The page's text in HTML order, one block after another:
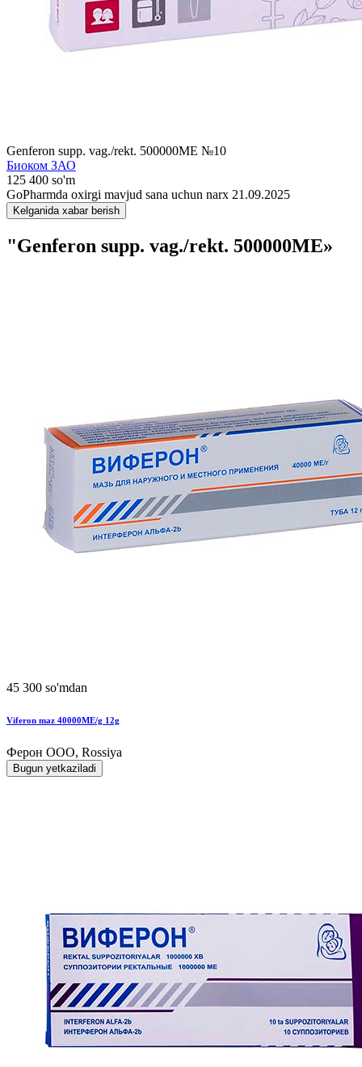
Genferon supp. vag./rekt. 500000MЕ №10
Биоком ЗАО
125 400 so'm
GoPharmda oxirgi mavjud sana uchun narx 21.09.2025
Kelganida xabar berish
"Genferon supp. vag./rekt. 500000MЕ»
45 300 so'mdan
Viferon maz 40000MЕ/g 12g
Ферон ООО, Rossiya
Bugun yetkaziladi